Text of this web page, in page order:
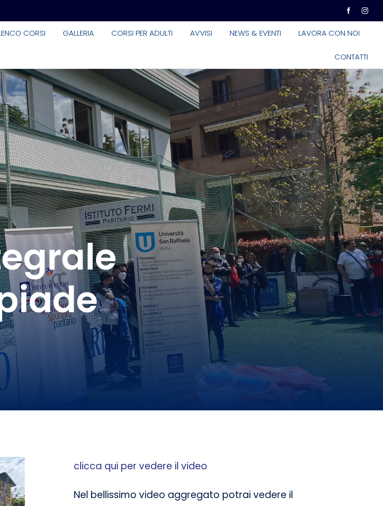
CORSI GALLERIA CORSI PER ADULTI AVVISI NEWS & EVENTI LAVORA CON NOI
CONTATTI
clicca qui per vedere il video
Nel bellissimo video aggregato potrai vedere il